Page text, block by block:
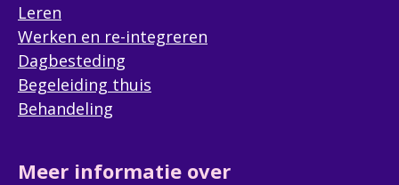
Leren
Werken en re-integreren
Dagbesteding
Begeleiding thuis
Behandeling
Meer informatie over